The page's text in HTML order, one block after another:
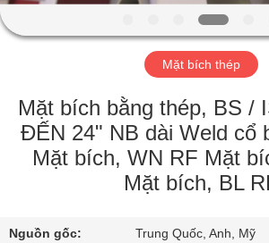
VỀ
CHÚNG
THAM
QUAN
Mặt bích thép
Mặt bích bằng thép, BS /
ĐẾN 24" NB dài Weld cổ
Mặt bích, WN RF Mặt
Mặt bích, BL
Nguồn gốc: Trung Quốc, Anh, Mỹ